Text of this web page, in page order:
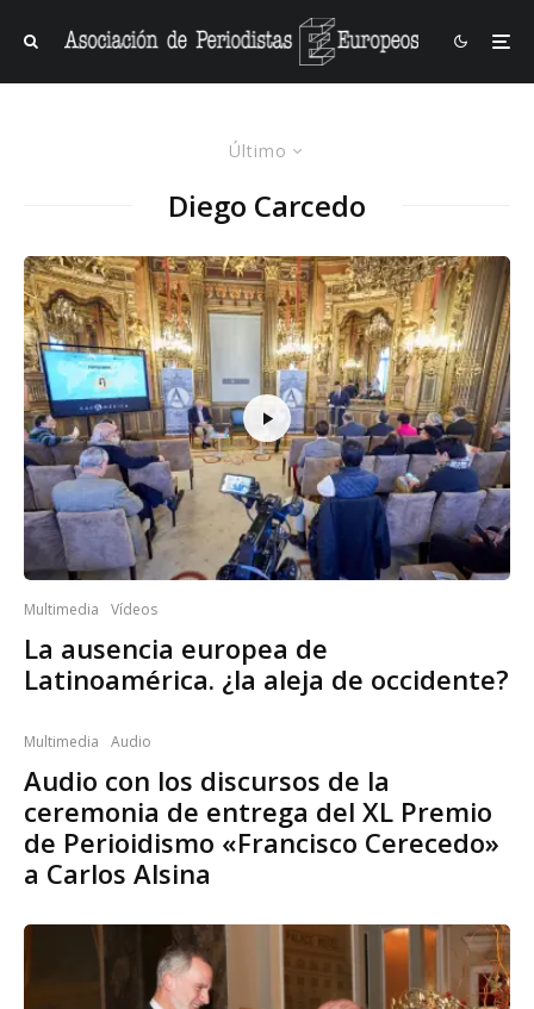
Último
Diego Carcedo
Multimedia Vídeos
La ausencia europea de
Latinoamérica. ¿la aleja de occidente?
Multimedia Audio
Audio con los discursos de la
ceremonia de entrega del XL Premio
de Perioidismo «Francisco Cerecedo»
a Carlos Alsina